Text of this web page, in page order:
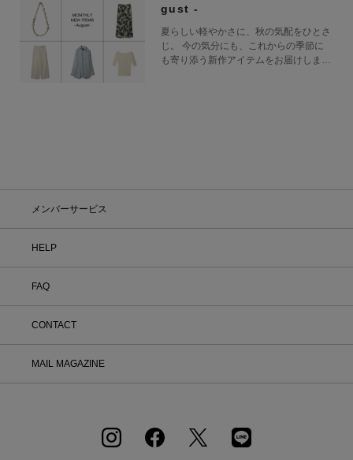
gust -
夏らしい軽やかさに、秋の気配をひとさ
じ。 今の気分にも、これからの季節に
も寄り添う新作アイテムをお届けしま
メンバーサービス
HELP
FAQ
CONTACT
MAIL MAGAZINE